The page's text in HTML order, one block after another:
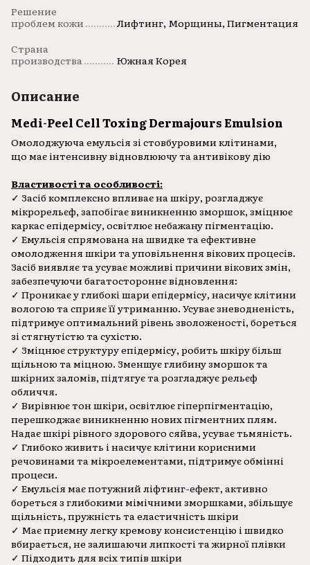
Решение
проблем кожи
Лифтинг, Морщины, Пигментация
Страна
производства
Южная Корея
Описание
Medi-Peel Cell Toxing Dermajours Emulsion
Омолоджуюча емульсія зі стовбуровими клітинами,
що має інтенсивну відновлюючу та антивікову дію
Властивості та особливості:
✓ Засіб комплексно впливає на шкіру, розгладжує
мікрорельєф, запобігає виникненню зморшок, зміцнює
каркас епідермісу, освітлює небажану пігментацію.
✓ Емульсія спрямована на швидке та ефективне
омолодження шкіри та уповільнення вікових процесів.
Засіб виявляє та усуває можливі причини вікових змін,
забезпечуючи багатостороннє відновлення:
✓ Проникає у глибокі шари епідермісу, насичує клітини
вологою та сприяє її утриманню. Усуває зневодненість,
підтримує оптимальний рівень зволоженості, бореться
зі стягнутістю та сухістю.
✓ Зміцнює структуру епідермісу, робить шкіру більш
щільною та міцною. Зменшує глибину зморшок та
шкірних заломів, підтягує та розгладжує рельєф
обличчя.
✓ Вирівнює тон шкіри, освітлює гіперпігментацію,
перешкоджає виникненню нових пігментних плям.
Надає шкірі рівного здорового сяйва, усуває тьмяність.
✓ Глибоко живить і насичує клітини корисними
речовинами та мікроелементами, підтримує обмінні
процеси.
✓ Емульсія має потужний ліфтинг-ефект, активно
бореться з глибокими мімічними зморшками, збільшує
щільність, пружність та еластичність шкіри
✓ Має приємну легку кремову консистенцію і швидко
вбирається, не залишаючи липкості та жирної плівки
✓ Підходить для всіх типів шкіри